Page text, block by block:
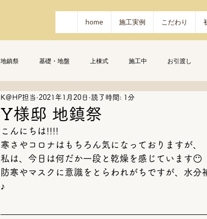
home 施工実例 こだわり
地鎮祭 基礎・地盤 上棟式 施工中 お引渡し
Y様邸 地鎮祭
K＠HP担当 2021年1月20日 読了時間: 1分
こんにちは!!!!
寒さやコロナはもちろん気になっておりますが、
私は、今日は何だか一段と乾燥を感じています😶
防寒やマスクに意識をとらわれがちですが、水分
♪